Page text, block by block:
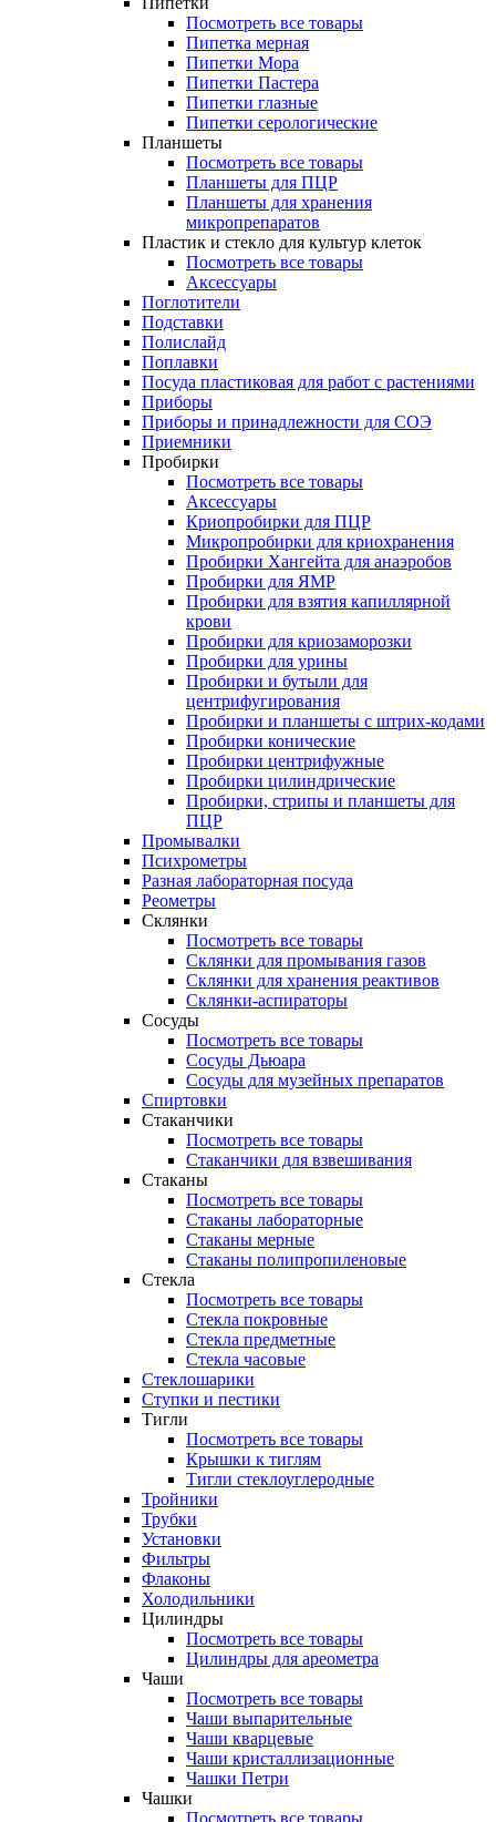
Посмотреть все товары
Пипетка мерная
Пипетки Мора
Пипетки Пастера
Пипетки глазные
Пипетки серологические
Планшеты
Посмотреть все товары
Планшеты для ПЦР
Планшеты для хранения
микропрепаратов
Пластик и стекло для культур клеток
Посмотреть все товары
Аксессуары
Поглотители
Подставки
Полислайд
Поплавки
Посуда пластиковая для работ с растениями
Приборы
Приборы и принадлежности для СОЭ
Приемники
Пробирки
Посмотреть все товары
Аксессуары
Криопробирки для ПЦР
Микропробирки для криохранения
Пробирки Хангейта для анаэробов
Пробирки для ЯМР
Пробирки для взятия капиллярной
крови
Пробирки для криозаморозки
Пробирки для урины
Пробирки и бутыли для
центрифугирования
Пробирки и планшеты с штрих-кодами
Пробирки конические
Пробирки центрифужные
Пробирки цилиндрические
Пробирки, стрипы и планшеты для
ПЦР
Промывалки
Психрометры
Разная лабораторная посуда
Реометры
Склянки
Посмотреть все товары
Склянки для промывания газов
Склянки для хранения реактивов
Склянки-аспираторы
Сосуды
Посмотреть все товары
Сосуды Дьюара
Сосуды для музейных препаратов
Спиртовки
Стаканчики
Посмотреть все товары
Стаканчики для взвешивания
Стаканы
Посмотреть все товары
Стаканы лабораторные
Стаканы мерные
Стаканы полипропиленовые
Стекла
Посмотреть все товары
Стекла покровные
Стекла предметные
Стекла часовые
Стеклошарики
Ступки и пестики
Тигли
Посмотреть все товары
Крышки к тиглям
Тигли стеклоуглеродные
Тройники
Трубки
Установки
Фильтры
Флаконы
Холодильники
Цилиндры
Посмотреть все товары
Цилиндры для ареометра
Чаши
Посмотреть все товары
Чаши выпарительные
Чаши кварцевые
Чаши кристаллизационные
Чашки Петри
Чашки
Посмотреть все товары